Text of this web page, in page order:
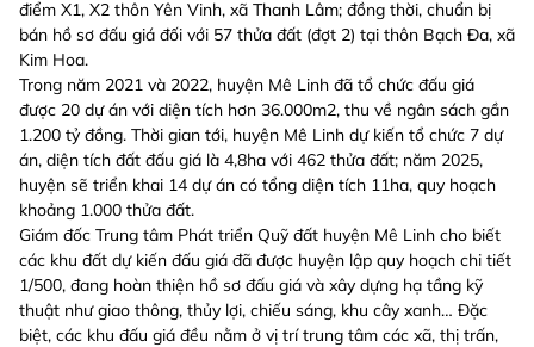
điểm X1, X2 thôn Yên Vinh, xã Thanh Lâm; đồng thời, chuẩn bị
bán hồ sơ đấu giá đối với 57 thửa đất (đợt 2) tại thôn Bạch Đa, xã
Kim Hoa.
Trong năm 2021 và 2022, huyện Mê Linh đã tổ chức đấu giá
được 20 dự án với diện tích hơn 36.000m2, thu về ngân sách gần
1.200 tỷ đồng. Thời gian tới, huyện Mê Linh dự kiến tổ chức 7 dự
án, diện tích đất đấu giá là 4,8ha với 462 thửa đất; năm 2025,
huyện sẽ triển khai 14 dự án có tổng diện tích 11ha, quy hoạch
khoảng 1.000 thửa đất.
Giám đốc Trung tâm Phát triển Quỹ đất huyện Mê Linh cho biết
các khu đất dự kiến đấu giá đã được huyện lập quy hoạch chi tiết
1/500, đang hoàn thiện hồ sơ đấu giá và xây dựng hạ tầng kỹ
thuật như giao thông, thủy lợi, chiếu sáng, khu cây xanh… Đặc
biệt, các khu đấu giá đều nằm ở vị trí trung tâm các xã, thị trấn,